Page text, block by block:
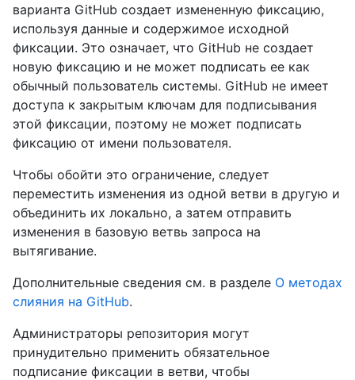
варианта GitHub создает измененную фиксацию,
используя данные и содержимое исходной
фиксации. Это означает, что GitHub не создает
новую фиксацию и не может подписать ее как
обычный пользователь системы. GitHub не имеет
доступа к закрытым ключам для подписывания
этой фиксации, поэтому не может подписать
фиксацию от имени пользователя.
Чтобы обойти это ограничение, следует
переместить изменения из одной ветви в другую и
объединить их локально, а затем отправить
изменения в базовую ветвь запроса на
вытягивание.
Дополнительные сведения см. в разделе О методах
слияния на GitHub.
Администраторы репозитория могут
принудительно применить обязательное
подписание фиксации в ветви, чтобы